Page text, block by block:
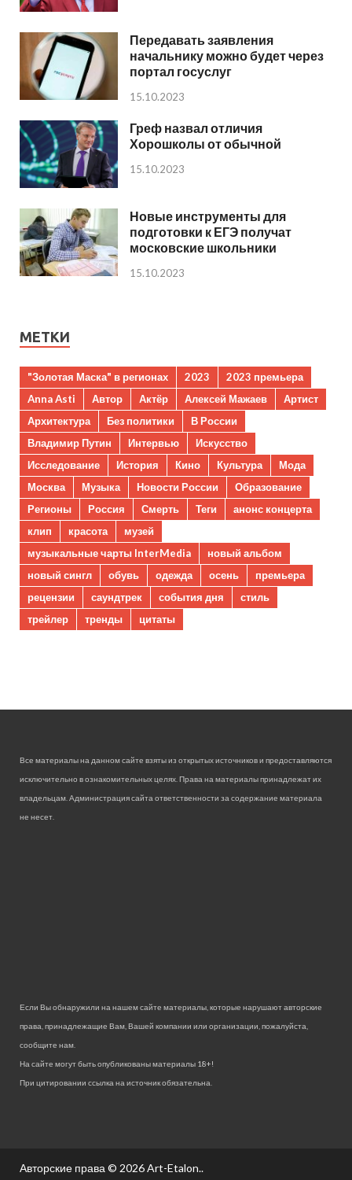
Передавать заявления
начальнику можно будет через
портал госуслуг
15.10.2023
Греф назвал отличия
Хорошколы от обычной
15.10.2023
Новые инструменты для
подготовки к ЕГЭ получат
московские школьники
15.10.2023
МЕТКИ
"Золотая Маска" в регионах 2023
2023 премьера
Anna Asti
Автор Актёр Алексей Мажаев
Артист
Архитектура
Без политики
В России
Владимир Путин
Интервью
Искусство
Исследование
История Кино Культура
Мода
Москва
Музыка Новости России
Образование
Регионы
Россия Смерть Теги
анонс концерта
клип
красота
музей
музыкальные чарты InterMedia
новый альбом
новый сингл
обувь одежда осень
премьера
рецензии
саундтрек события дня
стиль
трейлер
тренды цитаты
Все материалы на данном сайте взяты из открытых источников и предоставляются
исключительно в ознакомительных целях. Права на материалы принадлежат их
владельцам. Администрация сайта ответственности за содержание материала
не несет.
Если Вы обнаружили на нашем сайте материалы, которые нарушают авторские
права, принадлежащие Вам, Вашей компании или организации, пожалуйста,
сообщите нам.
На сайте могут быть опубликованы материалы 18+!
При цитировании ссылка на источник обязательна.
Авторские права © 2026Art-Etalon..